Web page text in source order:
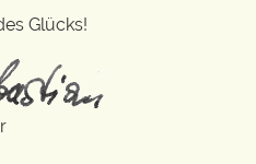
Glücks!